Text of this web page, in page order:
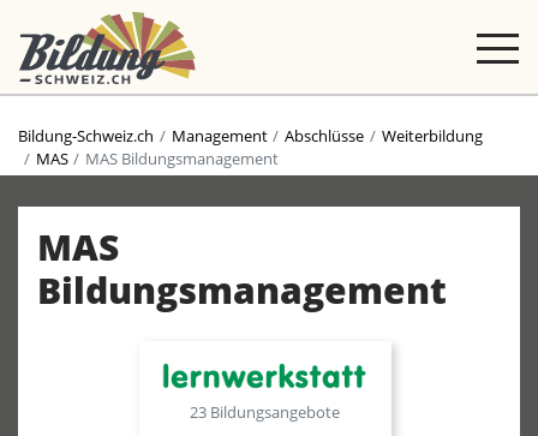
Bildung-Schweiz.ch Management Abschlüsse
Weiterbildung
MAS
MAS Bildungsmanagement
MAS
Bildungsmanagement
23 Bildungsangebote